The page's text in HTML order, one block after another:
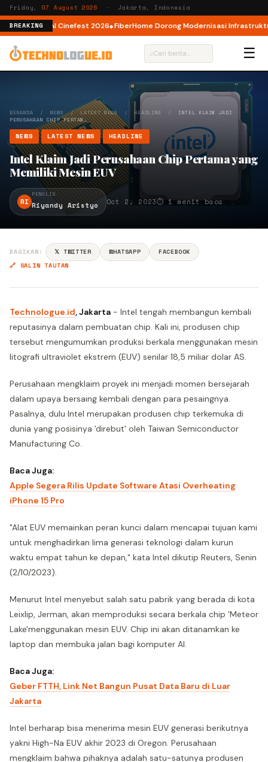
Friday, 07 August 2026 · Jakarta, Indonesia
BREAKING
AI lewat AI Cinefest 2026 FiberHome Dorong Modernisasi Infrastruktur
⌕ ☰
BERANDA / NEWS /LATEST NEWS/HEADLINE / INTEL KLAIM JADI
PERUSAHAAN CHIP PERTAM…
NEWS LATEST NEWS HEADLINE
Intel Klaim Jadi Perusahaan Chip Pertama yang
Memiliki Mesin EUV
RI
PENULIS
Riyandy Aristyo Oct 2, 2023⏱ 1 menit baca
BAGIKAN: 𝕏 TWITTER WHATSAPP
FACEBOOK
🔗 SALIN TAUTAN
Technologue.id, Jakarta - Intel tengah membangun kembali
reputasinya dalam pembuatan chip. Kali ini, produsen chip
tersebut mengumumkan produksi berkala menggunakan mesin
litografi ultraviolet ekstrem (EUV) senilar 18,5 miliar dolar AS.
Perusahaan mengklaim proyek ini menjadi momen bersejarah
dalam upaya bersaing kembali dengan para pesaingnya.
Pasalnya, dulu Intel merupakan produsen chip terkemuka di
dunia yang posisinya 'direbut' oleh Taiwan Semiconductor
Manufacturing Co.
Baca Juga:
Apple Segera Rilis Update Software Atasi Overheating
iPhone 15 Pro
"Alat EUV memainkan peran kunci dalam mencapai tujuan kami
untuk menghadirkan lima generasi teknologi dalam kurun
waktu empat tahun ke depan," kata Intel dikutip Reuters, Senin
(2/10/2023).
Menurut Intel menyebut salah satu pabrik yang berada di kota
Leixlip, Jerman, akan memproduksi secara berkala chip 'Meteor
Lake'menggunakan mesin EUV. Chip ini akan ditanamkan ke
laptop dan membuka jalan bagi komputer AI.
Baca Juga:
Geber FTTH, Link Net Bangun Pusat Data Baru di Luar
Jakarta
Intel berharap bisa menerima mesin EUV generasi berikutnya
yakni High-Na EUV akhir 2023 di Oregon. Perusahaan
mengklaim bahwa pihaknya adalah satu-satunya produsen